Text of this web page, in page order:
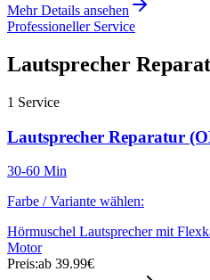
Mehr Details ansehen
Professioneller Service
Lautsprecher
1 Service
Lautsprecher Reparatur
30-60 Min
Farbe / Variante wählen:
Hörmuschel Lautsprecher mit
Motor
Preis:ab 39.99€